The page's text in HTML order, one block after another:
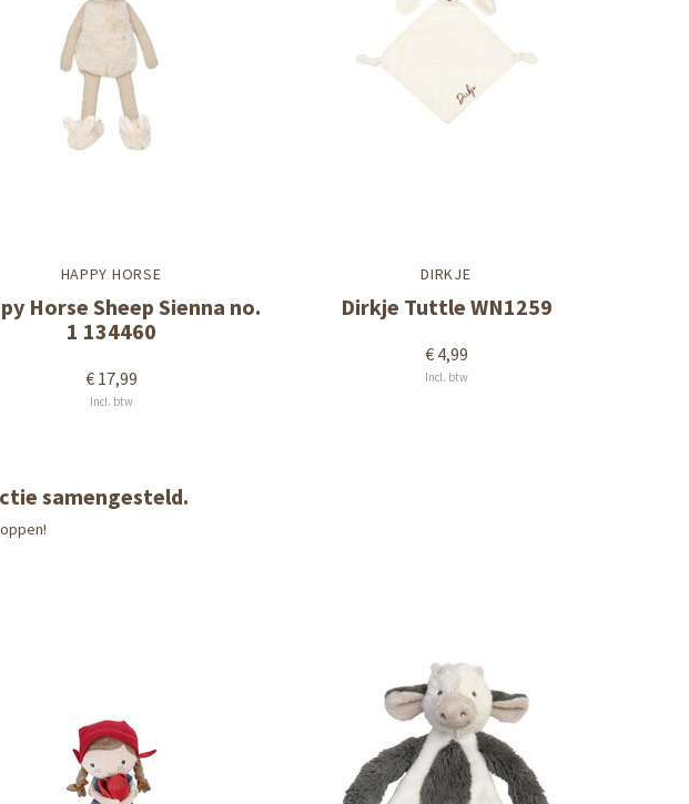
HAPPY HORSE
Horse Sheep Sienna no.
1 134460
€ 17,99
Incl. btw
DIRKJE
Dirkje Tuttle WN1259
€ 4,99
Incl. btw
samengesteld.